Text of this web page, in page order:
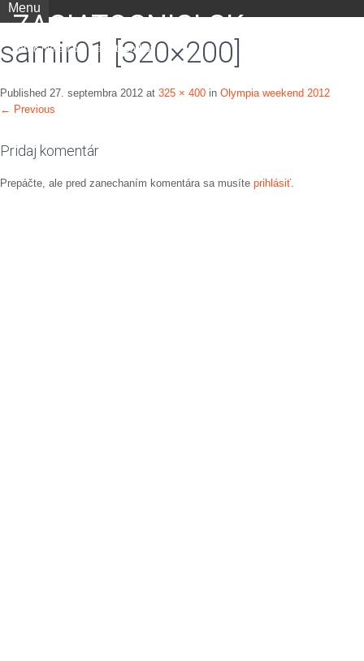
ZACIATOCNICI.SK
portál nielen pre začiatočníkov
Menu
samir01 [320×200]
Published 27. septembra 2012 at 325 × 400 in Olympia weekend 2012
← Previous
Pridaj komentár
Prepáčte, ale pred zanechaním komentára sa musíte prihlásiť.